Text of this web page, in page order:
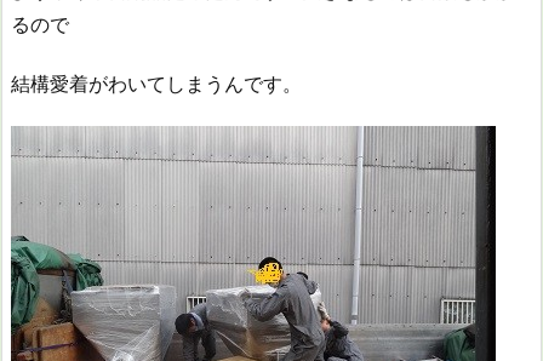
るので
結構愛着がわいてしまうんです。